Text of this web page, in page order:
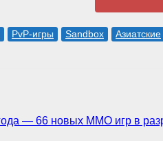
PvP-игры Sandbox Азиатские